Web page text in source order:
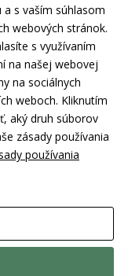
by Canagon.com
s vaším súhlasom
webových stránok.
s využívaním
na našej webovej
na sociálnych
weboch. Kliknutím
aký druh súborov
zásady používania
používania
na
order for
your
If you
some